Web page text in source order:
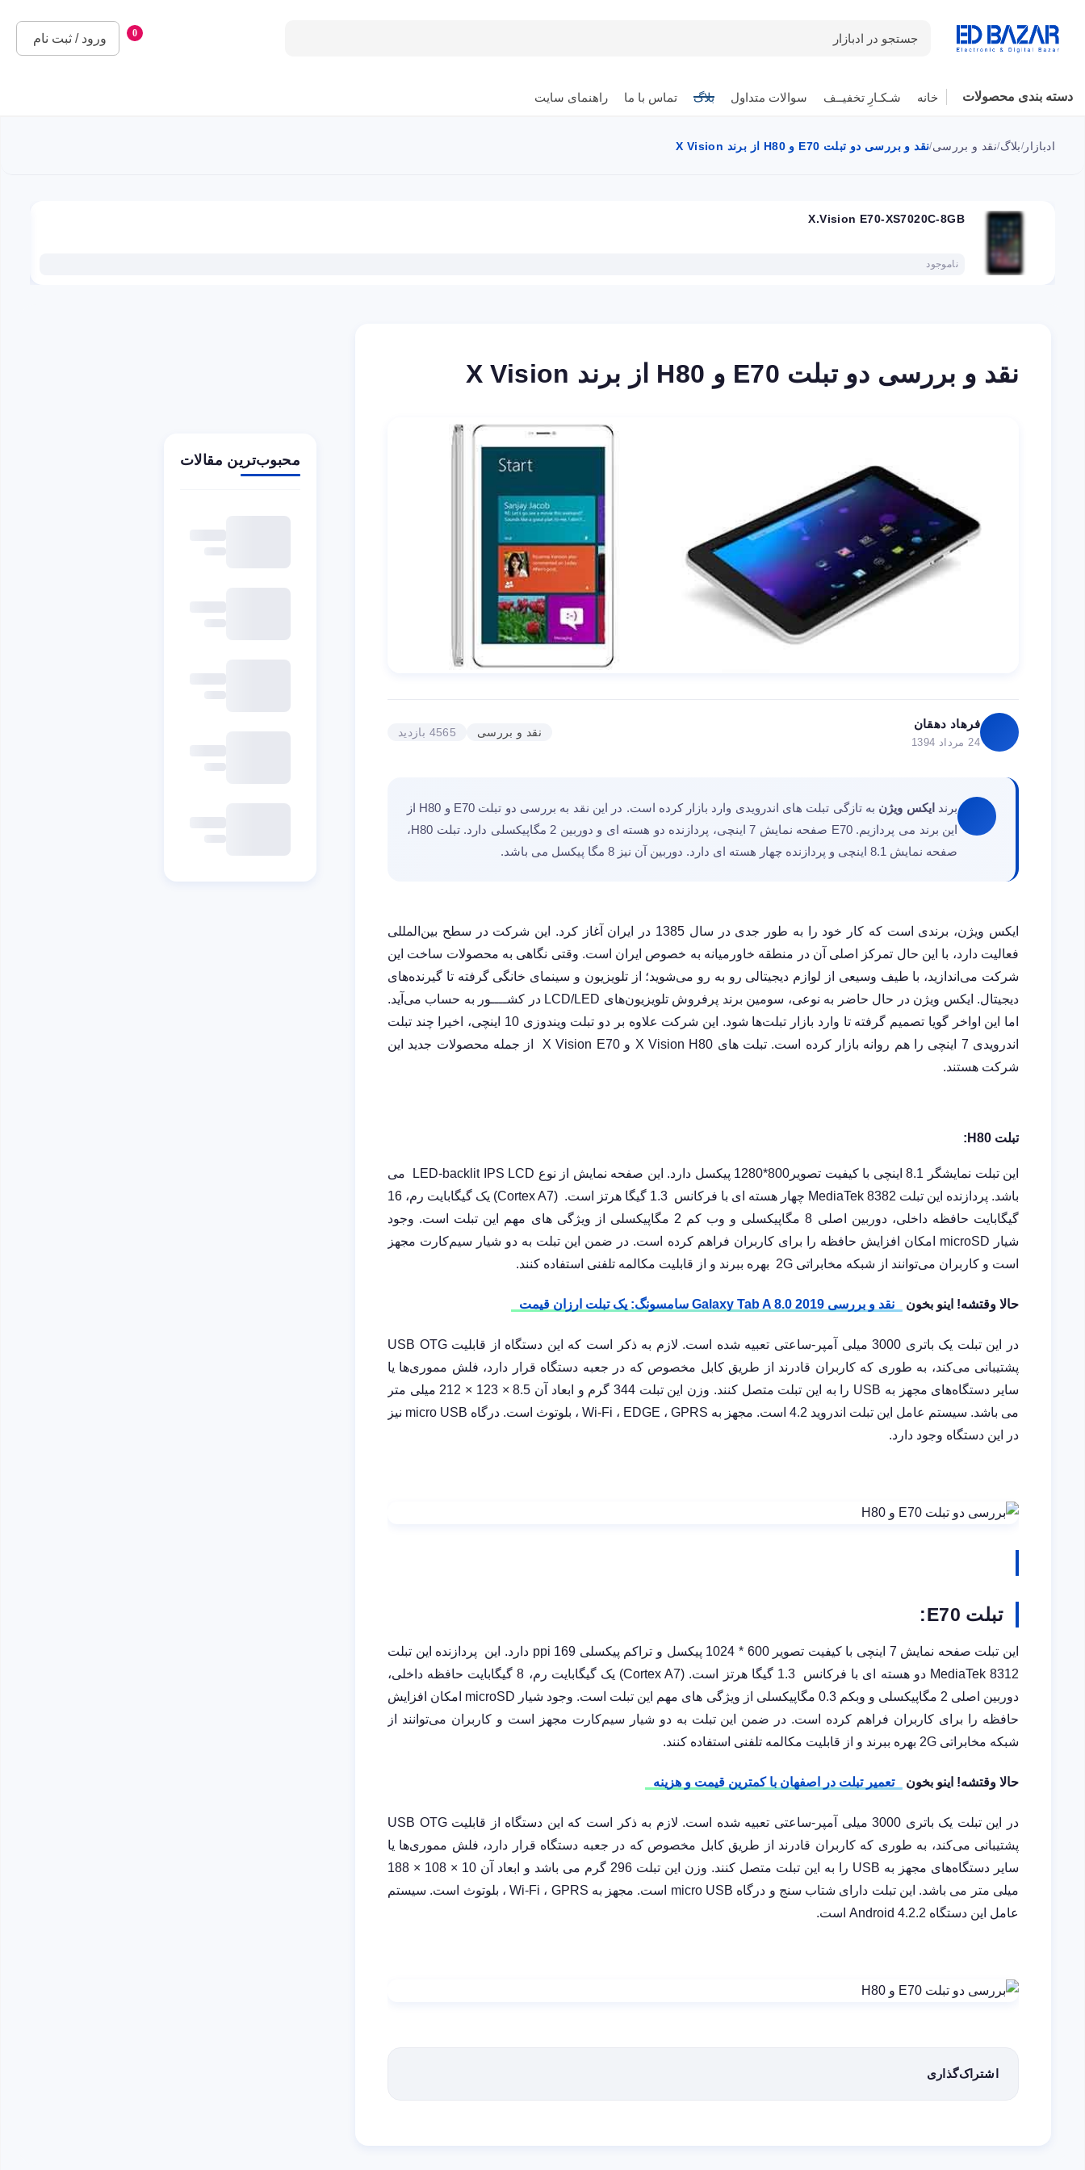
جستجو در ادبازار 0 ورود / ثبت نام
دسته بندی محصولات خانه شـکـارِ تخفیــف سوالات متداول بلاگ تماس با ما راهنمای سایت
ادبازار /بلاگ/نقد و بررسی/نقد و بررسی دو تبلت E70 و H80 از برند X Vision
X.Vision E70-XS7020C-8GB
ناموجود
نقد و بررسی دو تبلت E70 و H80 از برند X Vision
فرهاد دهقان
24 مرداد 1394
نقد و بررسی 4565 بازدید
برند ایکس ویژن
به تازگی تبلت های اندرویدی وارد بازار کرده است. در این نقد به بررسی دو تبلت E70 و H80 از
این برند می پردازیم. E70 صفحه نمایش 7 اینچی، پردازنده دو هسته ای و دوربین 2 مگاپیکسلی دارد. تبلت H80،
صفحه نمایش 8.1 اینچی و پردازنده چهار هسته ای دارد. دوربین آن نیز 8 مگا پیکسل می باشد.
ایکس ویژن، برندی است که کار خود را به طور جدی در سال 1385 در ایران آغاز کرد. این شرکت در سطح بین‌المللی
فعالیت دارد، با این حال تمرکز اصلی آن در منطقه خاورمیانه به خصوص ایران است. وقتی نگاهی به محصولات ساخت این
شرکت می‌اندازید، با طیف وسیعی از لوازم دیجیتالی رو به رو می‌شوید؛ از تلویزیون و سینمای خانگی گرفته تا گیرنده‌های
دیجیتال. ایکس ویژن در حال حاضر به نوعی، سومین برند پرفروش تلویزیون‌های
در کشــــور به حساب می‌آید.
اما این اواخر گویا تصمیم گرفته تا وارد بازار تبلت‌ها شود.
این شرکت علاوه بر دو تبلت ویندوزی 10 اینچی، اخیرا چند تبلت‌
اندرویدی 7 اینچی را هم روانه بازار کرده است. تبلت های
وX Vision E70 از جمله محصولات جدید این
شرکت هستند.
تبلت H80
:
این تبلت نمایشگر 8.1 اینچی با کیفیت تصویر800*1280 پیکسل دارد. این صفحه نمایش از نوع LED-backlit IPS LCD
می
باشد. پردازنده این تبلت
چهار هسته ای با فرکانس 1.3 گیگا هرتز است. ( Cortex A7
) یک گیگابایت رم، 16
گیگابایت حافظه داخلی، دوربین اصلی 8 مگاپیکسلی و وب کم 2 مگاپیکسلی از ویژگی های مهم این تبلت است. وجود
شیار
امکان افزایش حافظه را برای کاربران فراهم کرده است. در ضمن این تبلت به دو شیار سیم‌کارت مجهز
است و کاربران می‌توانند از شبکه مخابراتی 2G بهره ببرند و از قابلیت مکالمه تلفنی استفاده کنند.
حالا وقتشه! اینو بخون نقد و بررسی Galaxy Tab A 8.0 2019 سامسونگ: یک تبلت ارزان قیمت
در این تبلت یک باتری 3000 میلی آمپر-ساعتی تعبیه شده است. لازم به ذکر است که این دستگاه از قابلیت
USB OTG
پشتیبانی می‌کند، به طوری که کاربران قادرند از طریق کابل مخصوص که در جعبه دستگاه قرار دارد، فلش مموری‌ها یا
سایر دستگاه‌های مجهز به
را به این تبلت متصل کنند. وزن این تبلت 344 گرم و ابعاد آن 8.5 × 123 × 212 میلی متر
می باشد. سیستم عامل این تبلت اندروید 4.2 است. مجهز به GPRS ، EDGE ، Wi-Fi ، بلوتوث است. درگاه micro USB نیز
در این دستگاه وجود دارد.
تبلت E70
:
این تبلت صفحه نمایش 7 اینچی با کیفیت تصویر 600 * 1024 پیکسل و تراکم پیکسلی 169 ppi دارد. این پردازنده این تبلت
MediaTek 8312
دو هسته ای با فرکانس 1.3 گیگا هرتز است. (Cortex A7) یک گیگابایت رم، 8 گیگابایت حافظه داخلی،
دوربین اصلی 2 مگاپیکسلی و وبکم 0.3 مگاپیکسلی از ویژگی های مهم این تبلت است. وجود شیار
microSD امکان افزایش
حافظه را برای کاربران فراهم کرده است. در ضمن این تبلت به دو شیار سیم‌کارت مجهز است و کاربران می‌توانند از
شبکه مخابراتی 2G بهره ببرند و از قابلیت مکالمه تلفنی استفاده کنند.
حالا وقتشه! اینو بخون تعمیر تبلت در اصفهان با کمترین قیمت و هزینه
در این تبلت یک باتری 3000 میلی آمپر-ساعتی تعبیه شده است. لازم به ذکر است که این دستگاه از قابلیت
USB OTG
پشتیبانی می‌کند، به طوری که کاربران قادرند از طریق کابل مخصوص که در جعبه دستگاه قرار دارد، فلش مموری‌ها یا
سایر دستگاه‌های مجهز به USB
را به این تبلت متصل کنند. وزن این تبلت 296 گرم می باشد و ابعاد آن 10 × 108 × 188
میلی متر می باشد. این تبلت دارای شتاب سنج و درگاه micro USB است. مجهز به GPRS ، Wi-Fi، بلوتوث است. سیستم
عامل این دستگاه Android 4.2.2 است.
اشتراک‌گذاری
محبوب‌ترین مقالات